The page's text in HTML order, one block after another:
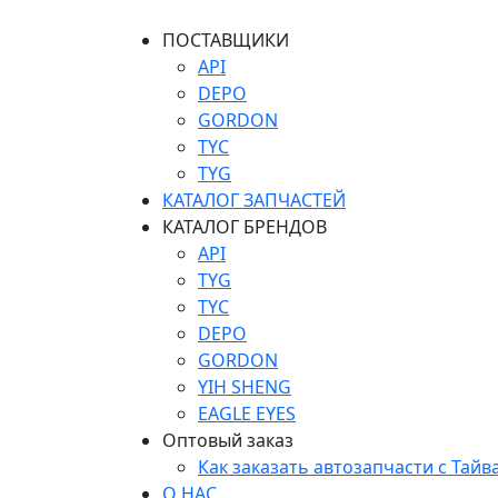
ПОСТАВЩИКИ
API
DEPO
GORDON
TYC
TYG
КАТАЛОГ ЗАПЧАСТЕЙ
КАТАЛОГ БРЕНДОВ
API
TYG
TYC
DEPO
GORDON
YIH SHENG
EAGLE EYES
Оптовый заказ
Как заказать автозапчасти с